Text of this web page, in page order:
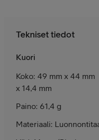
Tekniset tiedot
Kuori
Koko: 49 mm x 44 mm
x 14,4 mm
Paino: 61,4 g
Materiaali: